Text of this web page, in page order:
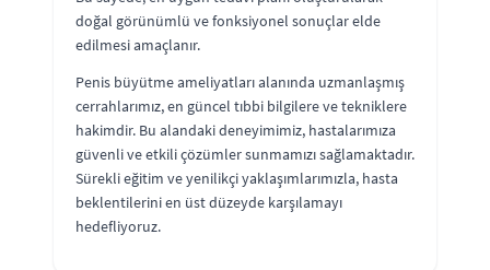
doğal görünümlü ve fonksiyonel sonuçlar elde
edilmesi amaçlanır.
Penis büyütme ameliyatları alanında uzmanlaşmış
cerrahlarımız, en güncel tıbbi bilgilere ve tekniklere
hakimdir. Bu alandaki deneyimimiz, hastalarımıza
güvenli ve etkili çözümler sunmamızı sağlamaktadır.
Sürekli eğitim ve yenilikçi yaklaşımlarımızla, hasta
beklentilerini en üst düzeyde karşılamayı
hedefliyoruz.